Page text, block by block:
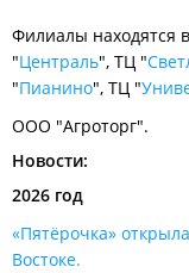
Филиалы находятся
"Централь", ТЦ "
"Пианино", ТЦ "
ООО "Агроторг".
Новости:
2026 год
«Пятёрочка»
Востоке.